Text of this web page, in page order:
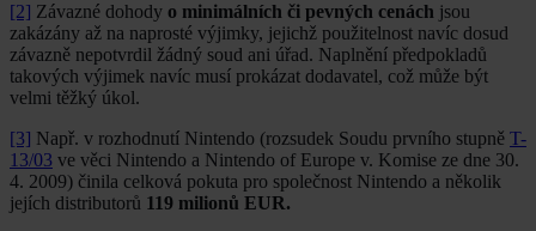
[2] Závazné dohody o minimálních či pevných cenách jsou
zakázány až na naprosté výjimky, jejichž použitelnost navíc dosud
závazně nepotvrdil žádný soud ani úřad. Naplnění předpokladů
takových výjimek navíc musí prokázat dodavatel, což může být
velmi těžký úkol.
[3] Např. v rozhodnutí Nintendo (rozsudek Soudu prvního stupně T-
13/03 ve věci Nintendo a Nintendo of Europe v. Komise ze dne 30.
4. 2009) činila celková pokuta pro společnost Nintendo a několik
jejích distributorů 119 milionů EUR.